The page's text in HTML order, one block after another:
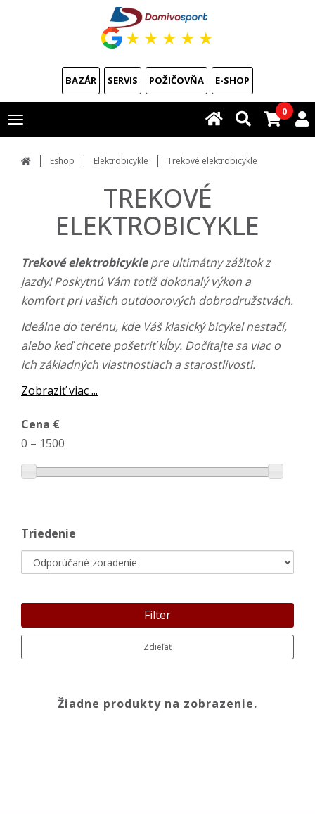
★ ★ ★ ★ ★
BAZÁR SERVIS POŽIČOVŇA E-SHOP
Toggle
navigation
0
Eshop Elektrobicykle Trekové elektrobicykle
TREKOVÉ
ELEKTROBICYKLE
Trekové elektrobicyklepre ultimátny zážitok z
jazdy! Poskytnú Vám totiž dokonalý výkon a
komfort pri vašich outdoorových dobrodružstvách.
Ideálne do terénu, kde Váš klasický bicykel nestačí,
alebo keď chcete pošetriť kĺby. Dočítajte sa viac o
ich základných vlastnostiach a starostlivosti.
Zobraziť viac ...
Cena €
0 – 1500
Triedenie
Filter
Zdieľať
Žiadne produkty na zobrazenie.